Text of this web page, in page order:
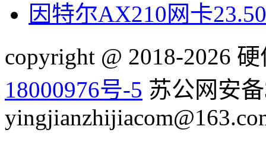
因特尔AX210网卡
copyright @ 2018-2026
18000976号-5 苏公网安